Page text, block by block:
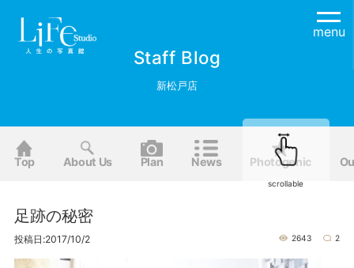
menu
Staff Blog
新松戸店
Top About Us Plan News Photogenic
scrollable
足跡の秘密
投稿日:2017/10/2 2643 2